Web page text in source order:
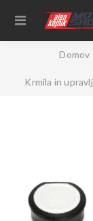
Domov
Krmila in